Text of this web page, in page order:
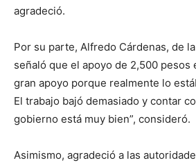
agradeció.
Por su parte, Alfredo Cárdenas, de
señaló que el apoyo de 2,500 pesos
gran apoyo porque realmente lo
El trabajo bajó demasiado y contar
gobierno está muy bien”, consideró.
Asimismo, agradeció a las